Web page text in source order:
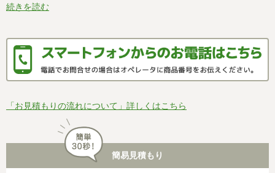
続きを読む
「お見積もりの流れについて」詳しくはこちら
簡易見積もり